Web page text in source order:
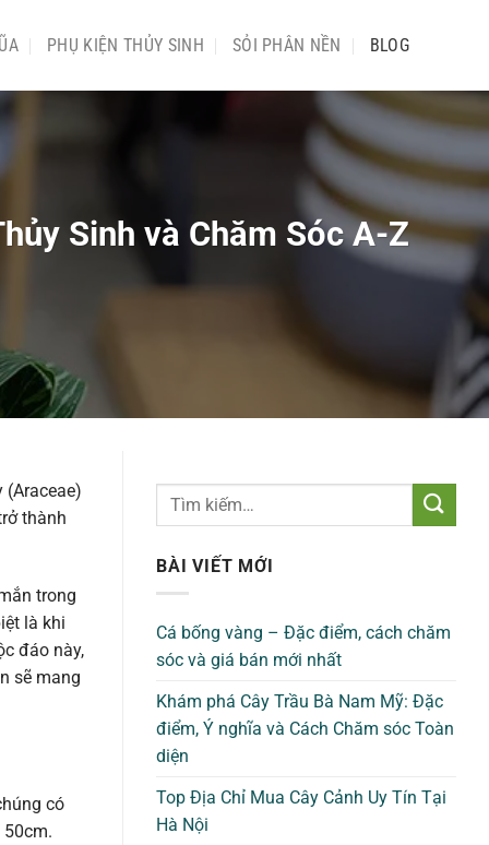
PHỤ KIỆN THỦY SINH SỎI PHÂN NỀN BLOG
Sinh và Chăm Sóc A-Z
thành
trong
là khi
đáo này,
sẽ mang
có
BÀI VIẾT MỚI
Cá bống vàng – Đặc điểm, cách chăm
sóc và giá bán mới nhất
Khám phá Cây Trầu Bà Nam Mỹ: Đặc
điểm, Ý nghĩa và Cách Chăm sóc Toàn
diện
Top Địa Chỉ Mua Cây Cảnh Uy Tín Tại
Hà Nội